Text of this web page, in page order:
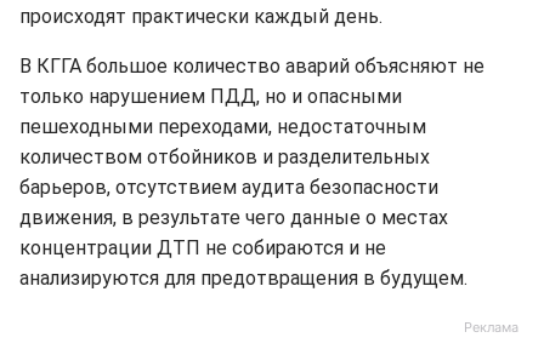
происходят практически каждый день.
В КГГА большое количество аварий объясняют не
только нарушением ПДД, но и опасными
пешеходными переходами, недостаточным
количеством отбойников и разделительных
барьеров, отсутствием аудита безопасности
движения, в результате чего данные о местах
концентрации ДТП не собираются и не
анализируются для предотвращения в будущем.